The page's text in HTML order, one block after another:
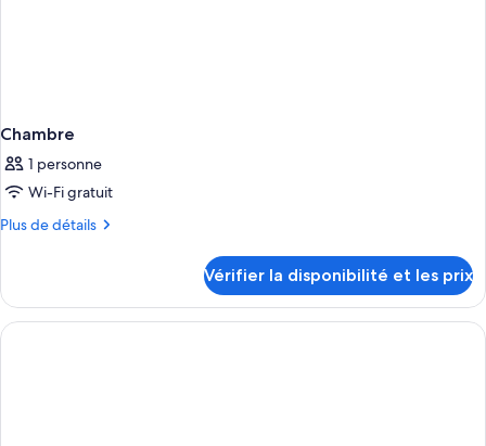
Chambre
1 personne
Wi-Fi gratuit
Plus de détails
Plus
le
type
de
Vérifier la disponibilité et les prix